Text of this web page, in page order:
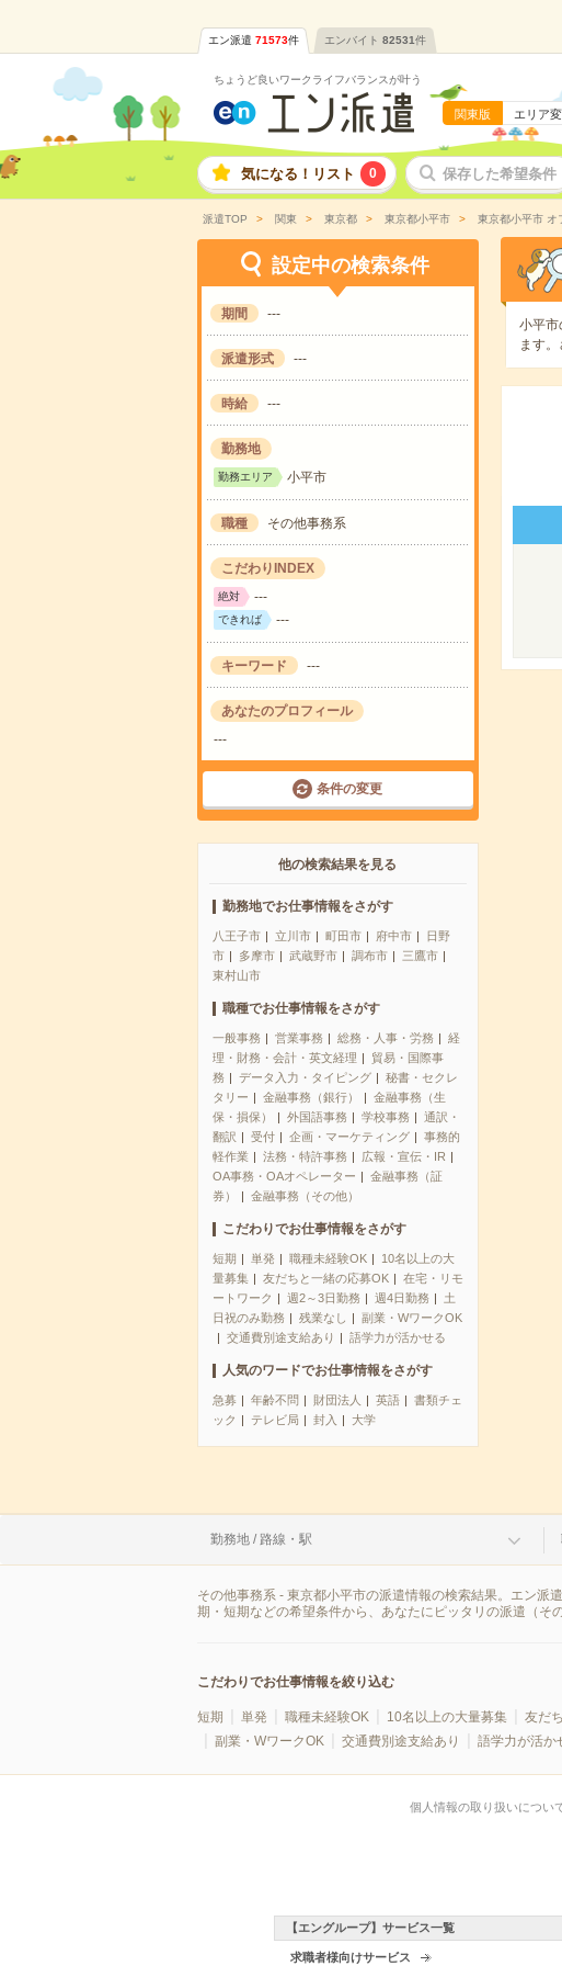
エン派遣 71573件 エンバイト 82531件
ちょうど良いワークライフバランスが叶う
関東版 エリア
気になる！リスト 0 保存した希望条件
派遣TOP 関東 東京都 東京都小平市 東京都小平市 オ
設定中の検索条件
期間 ---
派遣形式 ---
時給 ---
勤務地
勤務エリア 小平市
職種 その他事務系
こだわりINDEX
絶対 ---
できれば ---
キーワード ---
あなたのプロフィール
---
条件の変更
他の検索結果を見る
勤務地でお仕事情報をさがす
八王子市 立川市 町田市 府中市
日野
市
多摩市 武蔵野市 調布市
三鷹市
東村山市
職種でお仕事情報をさがす
一般事務 営業事務 総務・人事・労務
経
理・財務・会計・英文経理
貿易・国際事
務
データ入力・タイピング
秘書・セクレ
タリー
金融事務（銀行）
金融事務（生
保・損保）
外国語事務 学校事務
通訳・
翻訳
受付 企画・マーケティング
事務的
軽作業
法務・特許事務
広報・宣伝・IR
OA事務・OAオペレーター
金融事務（証
券）
金融事務（その他）
こだわりでお仕事情報をさがす
短期 単発 職種未経験OK
10名以上の大
量募集
友だちと一緒の応募OK
在宅・リモ
ートワーク
週2～3日勤務 週4日勤務
土
日祝のみ勤務
残業なし
副業・WワークOK
交通費別途支給あり
語学力が活かせる
人気のワードでお仕事情報をさがす
急募 年齢不問 財団法人 英語
書類チェ
ック
テレビ局 封入 大学
小平市
ます。
勤務地 / 路線・駅
その他事務系 - 東京都小平市の派遣情報の検索結果。エン派
期・短期などの希望条件から、あなたにピッタリの派遣（そ
こだわりでお仕事情報を絞り込む
短期 単発 職種未経験OK 10名以上の大量募集 友だ
副業・WワークOK
交通費別途支給あり 語学力が活か
個人情報の取り扱いについ
【エングループ】サービス一覧
求職者様向けサービス